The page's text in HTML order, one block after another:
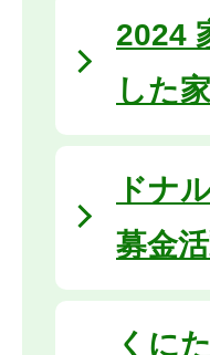
2024
した
ドナ
募金
くに